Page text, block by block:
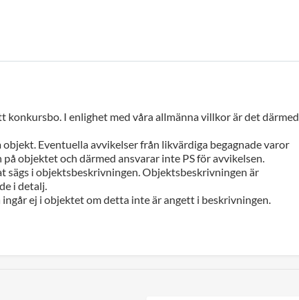
I enlighet med våra allmänna villkor är det därmed
Eventuella avvikelser från likvärdiga begagnade varor
objektet och därmed ansvarar inte PS för avvikelsen.
sägs i objektsbeskrivningen. Objektsbeskrivningen är
i detalj.
ej i objektet om detta inte är angett i beskrivningen.